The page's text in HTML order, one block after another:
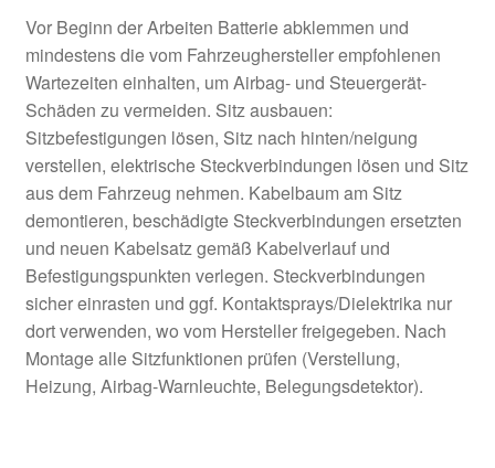
Vor Beginn der Arbeiten Batterie abklemmen und
mindestens die vom Fahrzeughersteller empfohlenen
Wartezeiten einhalten, um Airbag- und Steuergerät-
Schäden zu vermeiden. Sitz ausbauen:
Sitzbefestigungen lösen, Sitz nach hinten/neigung
verstellen, elektrische Steckverbindungen lösen und Sitz
aus dem Fahrzeug nehmen. Kabelbaum am Sitz
demontieren, beschädigte Steckverbindungen ersetzten
und neuen Kabelsatz gemäß Kabelverlauf und
Befestigungspunkten verlegen. Steckverbindungen
sicher einrasten und ggf. Kontaktsprays/Dielektrika nur
dort verwenden, wo vom Hersteller freigegeben. Nach
Montage alle Sitzfunktionen prüfen (Verstellung,
Heizung, Airbag-Warnleuchte, Belegungsdetektor).